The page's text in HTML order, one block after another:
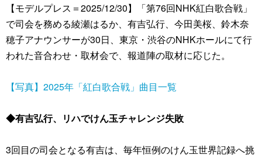
【モデルプレス＝2025/12/30】「第76回NHK紅白歌合戦」
で司会を務める綾瀬はるか、有吉弘行、今田美桜、鈴木奈
穂子アナウンサーが30日、東京・渋谷のNHKホールにて行
われた音合わせ・取材会で、報道陣の取材に応じた。
【写真】2025年「紅白歌合戦」曲目一覧
◆有吉弘行、リハでけん玉チャレンジ失敗
3回目の司会となる有吉は、毎年恒例のけん玉世界記録へ挑